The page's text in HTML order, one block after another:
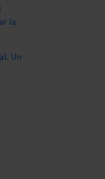
la
Un